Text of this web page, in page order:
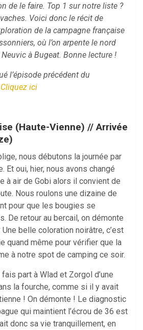
de le faire. Top 1 sur notre liste ?
Voici donc le récit de
de la campagne française
où l’on arpente le nord
à Bugeat. Bonne lecture !
l’épisode précédent du
Cliquez ici
(Haute-Vienne) // Arrivée
nous débutons la journée par
Et oui, hier, nous avons changé
à air de Gobi alors il convient de
Nous roulons une dizaine de
pour que les bougies se
De retour au bercail, on démonte
belle coloration noirâtre, c’est
quand même pour vérifier que la
à notre spot de camping ce soir.
part à Wlad et Zorgol d’une
la fourche, comme si il y avait
tienne ! On démonte ! Le diagnostic
qui maintient l’écrou de 36 est
donc sa vie tranquillement, en